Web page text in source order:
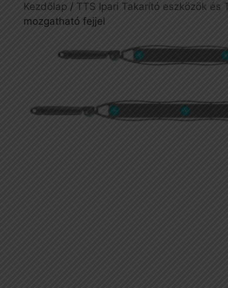
Kezdőlap / TTS Ipari Takarító eszközök és
mozgatható fejjel